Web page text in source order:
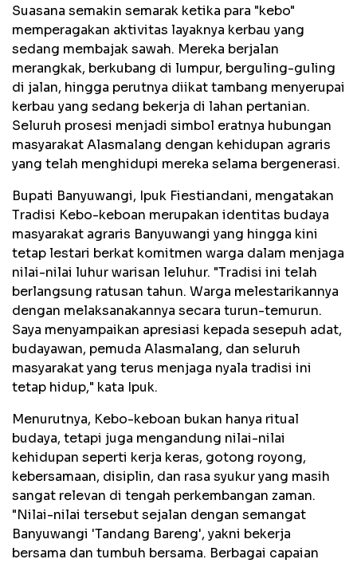
Suasana semakin semarak ketika para "kebo"
memperagakan aktivitas layaknya kerbau yang
sedang membajak sawah. Mereka berjalan
merangkak, berkubang di lumpur, berguling-guling
di jalan, hingga perutnya diikat tambang menyerupai
kerbau yang sedang bekerja di lahan pertanian.
Seluruh prosesi menjadi simbol eratnya hubungan
masyarakat Alasmalang dengan kehidupan agraris
yang telah menghidupi mereka selama bergenerasi.
Bupati Banyuwangi, Ipuk Fiestiandani, mengatakan
Tradisi Kebo-keboan merupakan identitas budaya
masyarakat agraris Banyuwangi yang hingga kini
tetap lestari berkat komitmen warga dalam menjaga
nilai-nilai luhur warisan leluhur. "Tradisi ini telah
berlangsung ratusan tahun. Warga melestarikannya
dengan melaksanakannya secara turun-temurun.
Saya menyampaikan apresiasi kepada sesepuh adat,
budayawan, pemuda Alasmalang, dan seluruh
masyarakat yang terus menjaga nyala tradisi ini
tetap hidup," kata Ipuk.
Menurutnya, Kebo-keboan bukan hanya ritual
budaya, tetapi juga mengandung nilai-nilai
kehidupan seperti kerja keras, gotong royong,
kebersamaan, disiplin, dan rasa syukur yang masih
sangat relevan di tengah perkembangan zaman.
"Nilai-nilai tersebut sejalan dengan semangat
Banyuwangi 'Tandang Bareng', yakni bekerja
bersama dan tumbuh bersama. Berbagai capaian